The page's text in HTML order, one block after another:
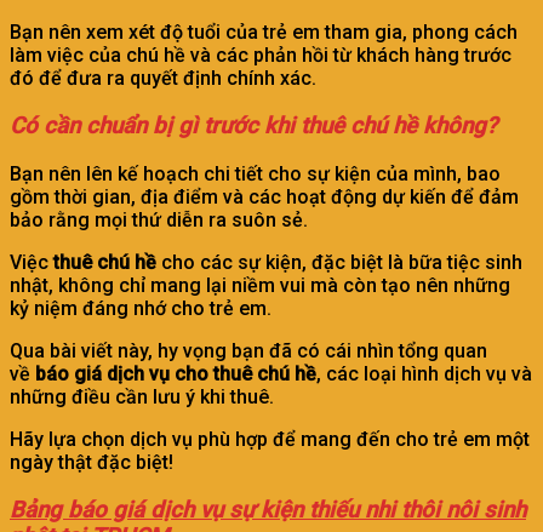
Bạn nên xem xét độ tuổi của trẻ em tham gia, phong cách
làm việc của chú hề và các phản hồi từ khách hàng trước
đó để đưa ra quyết định chính xác.
Có cần chuẩn bị gì trước khi thuê chú hề không?
Bạn nên lên kế hoạch chi tiết cho sự kiện của mình, bao
gồm thời gian, địa điểm và các hoạt động dự kiến để đảm
bảo rằng mọi thứ diễn ra suôn sẻ.
Việcthuê chú hề cho các sự kiện, đặc biệt là bữa tiệc sinh
nhật, không chỉ mang lại niềm vui mà còn tạo nên những
kỷ niệm đáng nhớ cho trẻ em.
Qua bài viết này, hy vọng bạn đã có cái nhìn tổng quan
về báo giá dịch vụ cho thuê chú hề, các loại hình dịch vụ và
những điều cần lưu ý khi thuê.
Hãy lựa chọn dịch vụ phù hợp để mang đến cho trẻ em một
ngày thật đặc biệt!
Bảng báo giá dịch vụ sự kiện thiếu nhi thôi nôi sinh